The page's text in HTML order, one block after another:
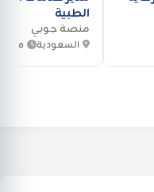
الطبية
منصة جوبي
السعودية منذ